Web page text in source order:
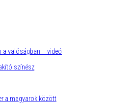
a valóságban – videó
színész
a magyarok között